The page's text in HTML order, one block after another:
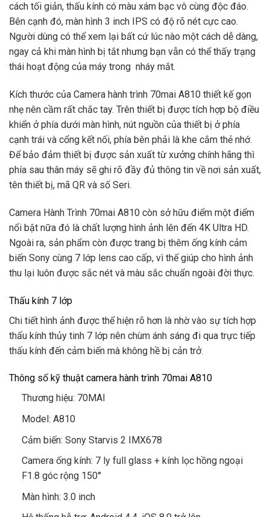
cách tối giản, thấu kính có màu xám bạc vô cùng độc đáo.
Bên cạnh đó, màn hình 3 inch IPS có độ rõ nét cực cao.
Người dùng có thể xem lại bất cứ lúc nào một cách dễ dàng,
ngay cả khi màn hình bị tắt nhưng bạn vẫn có thể thấy trạng
thái hoạt động của máy trong nháy mắt.
Kích thước của Camera hành trình 70mai A810 thiết kế gọn
nhẹ nên cầm rất chắc tay. Trên thiết bị được tích hợp bộ điều
khiển ở phía dưới màn hình, nút nguồn của thiết bị ở phía
cạnh trái và cổng kết nối, phía bên phải là khe cắm thẻ nhớ.
Để bảo đảm thiết bị được sản xuất từ xưởng chính hãng thì
phía sau thân máy sẽ ghi rõ đầy đủ thông tin về nơi sản xuất,
tên thiết bị, mã QR và số Seri.
Camera Hành Trình 70mai A810 còn sở hữu điểm một điểm
nổi bật nữa đó là chất lượng hình ảnh lên đến 4K Ultra HD.
Ngoài ra, sản phẩm còn được trang bị thêm ống kính cảm
biến Sony cùng 7 lớp lens cao cấp, vì thế giúp cho hình ảnh
thu lại luôn được sắc nét và màu sắc chuẩn ngoài đời thực.
Thấu kính 7 lớp
Chi tiết hình ảnh được thể hiện rõ hơn là nhờ vào sự tích hợp
thấu kính thủy tinh 7 lớp nên chùm ánh sáng đi qua trực tiếp
thấu kính đến cảm biến mà không hề bị cản trở.
Thông số kỹ thuật camera hành trình 70mai A810
Thương hiệu: 70MAI
Model: A810
Cảm biến: Sony Starvis 2 IMX678
Camera ống kính: 7 ly full glass + kính lọc hồng ngoại
F1.8 góc rộng 150°
Màn hình: 3.0 inch